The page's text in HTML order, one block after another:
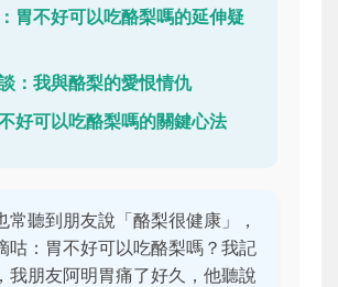
胃不好可以吃酪梨嗎的延伸疑
：我與酪梨的愛恨情仇
好可以吃酪梨嗎的關鍵心法
常聽到朋友說「酪梨很健康」，
咕：胃不好可以吃酪梨嗎？我記
我朋友阿明胃痛了好久，他聽說